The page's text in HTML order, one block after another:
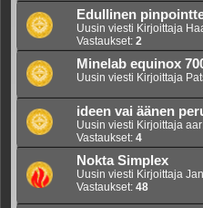
Edullinen
Uusin viesti Kirjoittaja
Vastaukset: 2
Minelab equinox
Uusin viesti Kirjoittaja
ideen vai äänen
Uusin viesti Kirjoittaja
Vastaukset: 4
Nokta Simplex
Uusin viesti Kirjoittaja
Vastaukset: 48